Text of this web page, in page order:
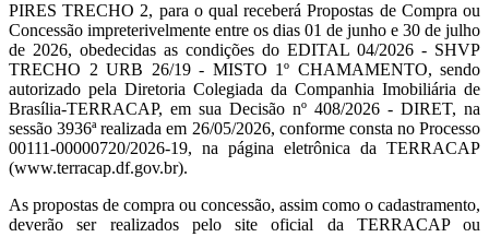
PIRES TRECHO 2, para o qual receberá Propostas de Compra ou
Concessão impreterivelmente entre os dias 01 de junho e 30 de julho
de 2026, obedecidas as condições do EDITAL 04/2026 - SHVP
TRECHO 2 URB 26/19 - MISTO 1º CHAMAMENTO, sendo
autorizado pela Diretoria Colegiada da Companhia Imobiliária de
Brasília-TERRACAP, em sua Decisão nº 408/2026 - DIRET, na
sessão 3936ª realizada em 26/05/2026, conforme consta no Processo
00111-00000720/2026-19, na página eletrônica da TERRACAP
(www.terracap.df.gov.br).
As propostas de compra ou concessão, assim como o cadastramento,
deverão ser realizados pelo site oficial da TERRACAP ou